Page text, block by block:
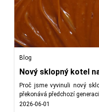
Blog
Nový sklopný kotel
Proč jsme vyvinuli nový
překonává předchozí
2026-06-01